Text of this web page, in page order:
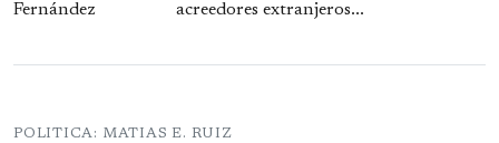
acreedores extranjeros...
POLITICA: MATIAS E. RUIZ